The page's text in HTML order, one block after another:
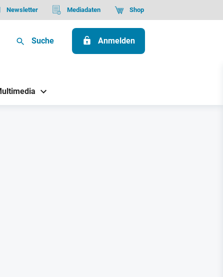
Newsletter Mediadaten Shop
Suche Anmelden